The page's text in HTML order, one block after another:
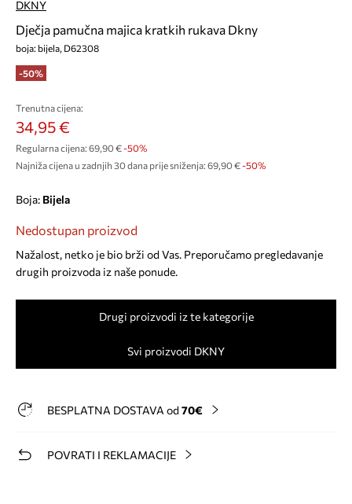
DKNY
Dječja pamučna majica kratkih rukava Dkny
boja: bijela, D62308
-50%
Trenutna cijena:
34,95 €
Regularna cijena: 69,90 €-50%
Najniža cijena u zadnjih 30 dana prije sniženja: 69,90 € -50%
Boja: bijela
Nedostupan proizvod
Nažalost, netko je bio brži od Vas. Preporučamo pregledavanje
drugih proizvoda iz naše ponude.
Drugi proizvodi iz te kategorije
Svi proizvodi DKNY
BESPLATNA DOSTAVA od 70€
POVRATI I REKLAMACIJE